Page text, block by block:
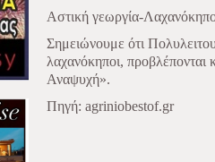
Αστική γεωργία-
Σημειώνουμε ότι
λαχανόκηποι, προβλέπονται
Αναψυχή».
Πηγή: agriniobestof.gr